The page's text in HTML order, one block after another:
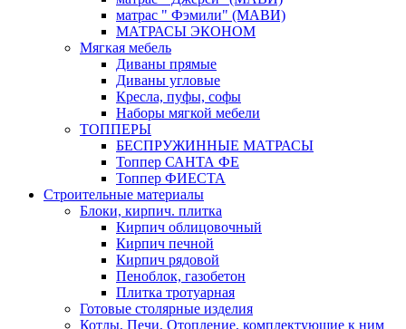
матрас " Фэмили" (МАВИ)
МАТРАСЫ ЭКОНОМ
Мягкая мебель
Диваны прямые
Диваны угловые
Кресла, пуфы, софы
Наборы мягкой мебели
ТОППЕРЫ
БЕСПРУЖИННЫЕ МАТРАСЫ
Топпер САНТА ФЕ
Топпер ФИЕСТА
Строительные материалы
Блоки, кирпич. плитка
Кирпич облицовочный
Кирпич печной
Кирпич рядовой
Пеноблок, газобетон
Плитка тротуарная
Готовые столярные изделия
Котлы, Печи, Отопление, комплектующие к ним